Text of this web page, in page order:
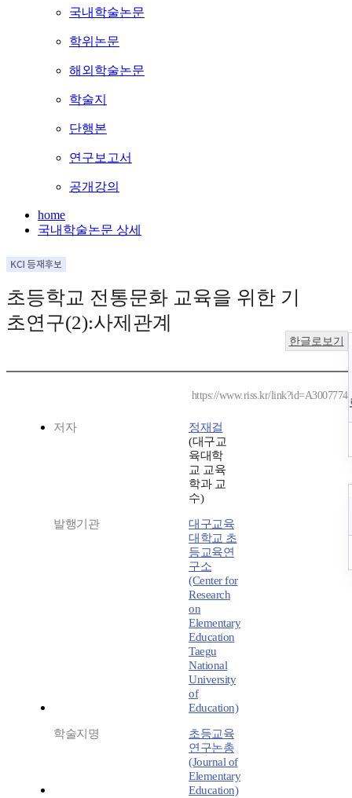
국내학술논문
학위논문
해외학술논문
학술지
단행본
연구보고서
공개강의
home
국내학술논문 상세
초등학교 전통문화 교육을 위한 기
초연구(2):사제관계
한글로보기
https://www.riss.kr/link?id=A3007774
저자
정재걸
(대구교
육대학
교 교육
학과 교
수)
발행기관
대구교육
대학교 초
등교육연
구소
(Center for
Research
on
Elementary
Education
Taegu
National
University
of
Education)
학술지명
초등교육
연구논총
(Journal of
Elementary
Education)